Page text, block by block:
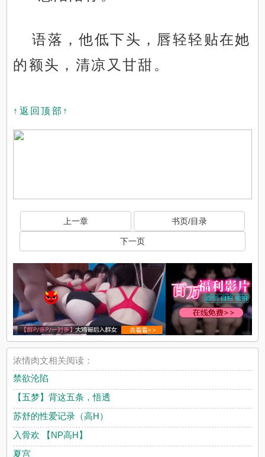
语落，他低下头，唇轻轻贴在她
的额头，清凉又甘甜。
↑返回顶部↑
上一章 书页/目录
下一页
浓情肉文相关阅读：
禁欲沦陷
【五梦】背这五条，悟透
苏舒的性爱记录（高H）
入骨欢 【NP高H】
夏宫